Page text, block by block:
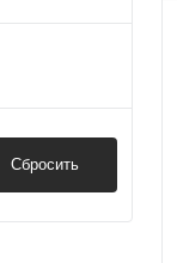
Сбросить